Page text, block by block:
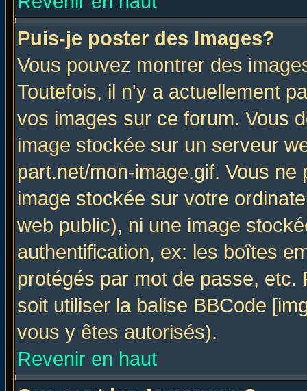
Puis-je poster des Images?
Vous pouvez montrer des
Toutefois, il n'y a actuellement
vos images sur ce forum. Vous
image stockée sur un serveur
part.net/mon-image.gif. Vous
image stockée sur votre
web public), ni une image
authentification, ex: les boîtes
protégés par mot de passe,
soit utiliser la balise BBCode
vous y êtes autorisés).
Revenir en haut